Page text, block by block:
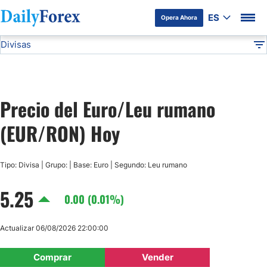
Opera Ahora ES
Divulgación del Anunciante
Divisas
USD/JPY
AUD/USD
Precio del Euro/Leu rumano
(EUR/RON) Hoy
Tipo: Divisa | Grupo: | Base: Euro | Segundo: Leu rumano
5.25 0.00 (0.01%)
Comprar Vender
Actualizar 06/08/2026 22:00:00